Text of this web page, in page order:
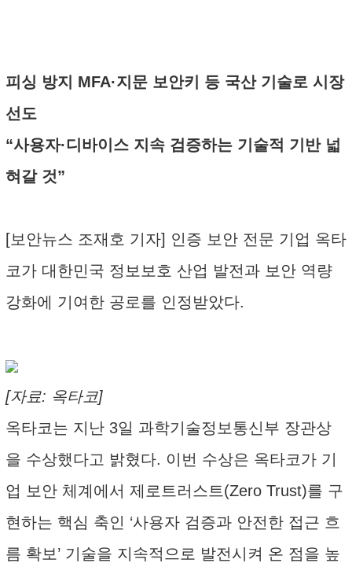
피싱 방지 MFA·지문 보안키 등 국산 기술로 시장
선도
“사용자·디바이스 지속 검증하는 기술적 기반 넓
혀갈 것”
[보안뉴스 조재호 기자] 인증 보안 전문 기업 옥타
코가 대한민국 정보보호 산업 발전과 보안 역량
강화에 기여한 공로를 인정받았다.
[자료: 옥타코]
옥타코는 지난 3일 과학기술정보통신부 장관상
을 수상했다고 밝혔다. 이번 수상은 옥타코가 기
업 보안 체계에서 제로트러스트(Zero Trust)를 구
현하는 핵심 축인 ‘사용자 검증과 안전한 접근 흐
름 확보’ 기술을 지속적으로 발전시켜 온 점을 높